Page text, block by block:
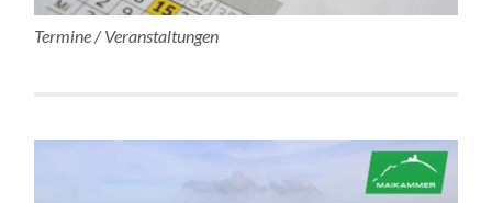
Termine / Veranstaltungen